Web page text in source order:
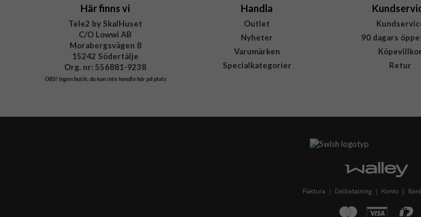
Här finns vi
Tele2 by SkalHuset
C/O Lowwi AB
Morabergsvägen 8
15242 Södertälje
Org. nr: 556881-9238
OBS!Ingen butik, du kan inte handla här på plats
Handla
Outlet
Nyheter
Varumärken
Specialkategorier
90 dagars
Köpevillkor
Retur